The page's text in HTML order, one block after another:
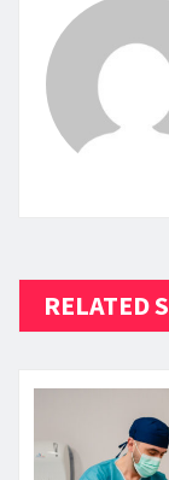
RELATED